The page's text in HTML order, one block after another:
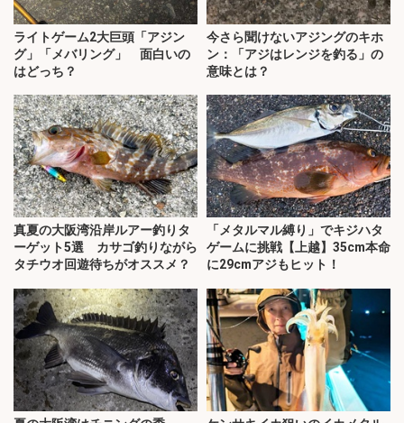
ライトゲーム2大巨頭「アジン
グ」「メバリング」 面白いの
はどっち？
今さら聞けないアジングのキホ
ン：「アジはレンジを釣る」の
意味とは？
真夏の大阪湾沿岸ルアー釣りタ
ーゲット5選 カサゴ釣りながら
タチウオ回遊待ちがオススメ？
「メタルマル縛り」でキジハタ
ゲームに挑戦【上越】35cm本命
に29cmアジもヒット！